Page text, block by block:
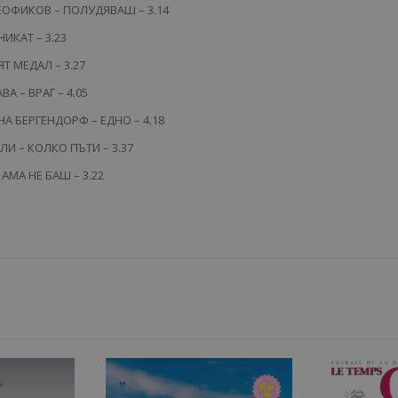
– ПОЛУДЯВАШ – 3.14
– 3.23
МЕДАЛ – 3.27
– ВРАГ – 4.05
БЕРГЕНДОРФ – ЕДНО – 4.18
– КОЛКО ПЪТИ – 3.37
НЕ БАШ – 3.22